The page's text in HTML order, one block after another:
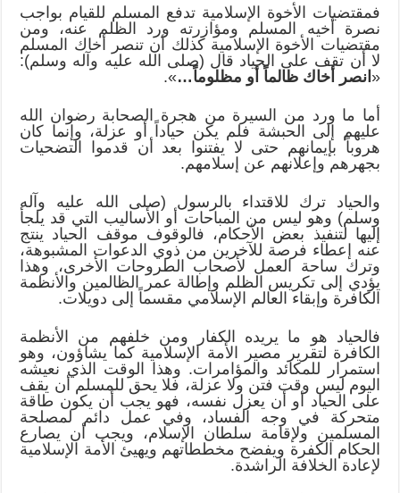
فمقتضيات الأخوة الإسلامية تدفع المسلم للقيام بواجب
نصرة أخيه المسلم ومؤازرته ورد الظلم عنه، ومن
مقتضيات الأخوة الإسلامية كذلك أن تنصر أخاك المسلم
لا أن تقف على الحياد قال (صلى الله عليه وآله وسلم):
« انصر أخاك ظالماً أو مظلوماً…».
أما ما ورد من السيرة من هجرة الصحابة رضوان الله
عليهم إلى الحبشة فلم يكن حياداً أو عزلة، وإنما كان
هروباً بإيمانهم حتى لا يفتنوا بعد أن قدموا التضحيات
بجهرهم وإعلانهم عن إسلامهم.
والحياد ترك للاقتداء بالرسول (صلى الله عليه وآله
وسلم) وهو ليس من المباحات أو الأساليب التي قد يلجأ
إليها لتنفيذ بعض الأحكام، فالوقوف موقف الحياد ينتج
عنه إعطاء فرصة للآخرين من ذوي الدعوات المشبوهة،
وترك ساحة العمل لأصحاب الطروحات الأخرى، وهذا
يؤدي إلى تكريس الظلم وإطالة عمر الظالمين والأنظمة
الكافرة وإبقاء العالم الإسلامي مقسماً إلى دويلات.
فالحياد هو ما يريده الكفار ومن خلفهم من الأنظمة
الكافرة لتقرير مصير الأمة الإسلامية كما يشاؤون، وهو
استمرار للمكائد والمؤامرات. وهذا الوقت الذي نعيشه
اليوم ليس وقت فتن ولا عزلة، فلا يحق للمسلم أن يقف
على الحياد أو أن يعزل نفسه، فهو يجب أن يكون طاقة
متحركة في وجه الفساد، وفي عمل دائم لمصلحة
المسلمين ولإقامة سلطان الإسلام، ويجب أن يصارع
الحكام الكفرة ويفضح مخططاتهم ويهيئ الأمة الإسلامية
لإعادة الخلافة الراشدة.